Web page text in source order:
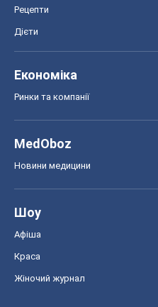
Рецепти
Дієти
Економіка
Ринки та компанії
MedOboz
Новини медицини
Шоу
Афіша
Краса
Жіночий журнал